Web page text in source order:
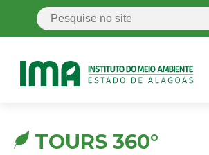
TOURS 360°